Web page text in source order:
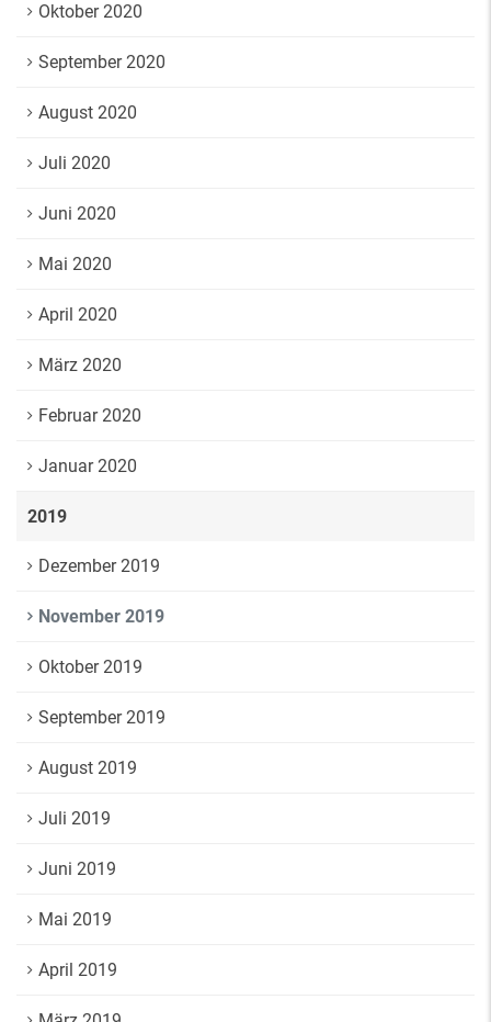
Oktober 2020
September 2020
August 2020
Juli 2020
Juni 2020
Mai 2020
April 2020
März 2020
Februar 2020
Januar 2020
2019
Dezember 2019
November 2019
Oktober 2019
September 2019
August 2019
Juli 2019
Juni 2019
Mai 2019
April 2019